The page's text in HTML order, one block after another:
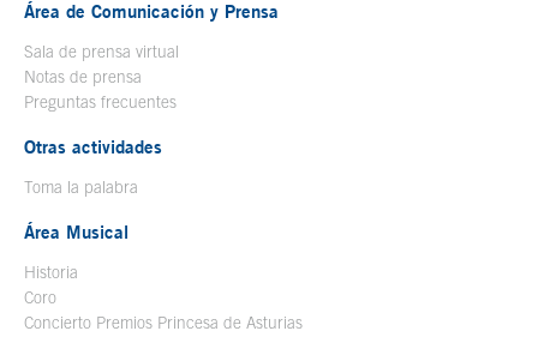
Área de Comunicación y Prensa
Sala de prensa virtual
Notas de prensa
Preguntas frecuentes
Otras actividades
Toma la palabra
Área Musical
Historia
Coro
Concierto Premios Princesa de Asturias